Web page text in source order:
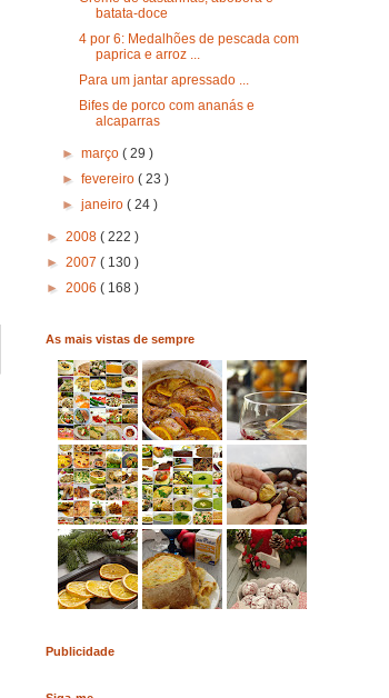
batata-doce
4 por 6: Medalhões de pescada com
paprica e arroz ...
Para um jantar apressado ...
Bifes de porco com ananás e
alcaparras
►março( 29 )
►fevereiro( 23 )
►janeiro( 24 )
► 2008 ( 222 )
► 2007 ( 130 )
► 2006 ( 168 )
As mais vistas de sempre
Publicidade